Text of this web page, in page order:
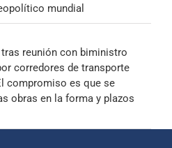
mundial
tras reunión con biministro
corredores de transporte
compromiso es que se
obras en la forma y plazos